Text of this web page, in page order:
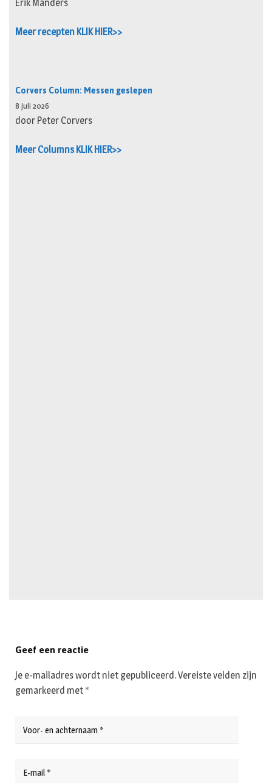
Erik Manders
Meer recepten KLIK HIER>>
Corvers Column: Messen geslepen
8 juli 2026
door Peter Corvers
Meer Columns KLIK HIER>>
Geef een reactie
Je e-mailadres wordt niet gepubliceerd.Vereiste velden zijn
gemarkeerd met *